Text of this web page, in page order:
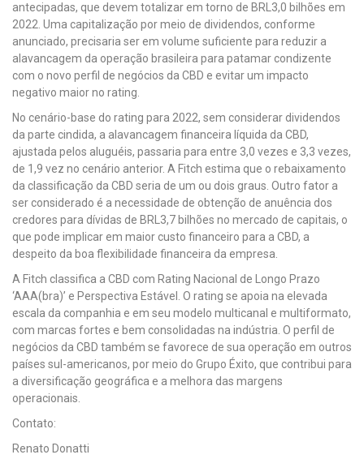
antecipadas, que devem totalizar em torno de BRL3,0 bilhões em
2022. Uma capitalização por meio de dividendos, conforme
anunciado, precisaria ser em volume suficiente para reduzir a
alavancagem da operação brasileira para patamar condizente
com o novo perfil de negócios da CBD e evitar um impacto
negativo maior no rating.
No cenário-base do rating para 2022, sem considerar dividendos
da parte cindida, a alavancagem financeira líquida da CBD,
ajustada pelos aluguéis, passaria para entre 3,0 vezes e 3,3 vezes,
de 1,9 vez no cenário anterior. A Fitch estima que o rebaixamento
da classificação da CBD seria de um ou dois graus. Outro fator a
ser considerado é a necessidade de obtenção de anuência dos
credores para dívidas de BRL3,7 bilhões no mercado de capitais, o
que pode implicar em maior custo financeiro para a CBD, a
despeito da boa flexibilidade financeira da empresa.
A Fitch classifica a CBD com Rating Nacional de Longo Prazo
‘AAA(bra)’ e Perspectiva Estável. O rating se apoia na elevada
escala da companhia e em seu modelo multicanal e multiformato,
com marcas fortes e bem consolidadas na indústria. O perfil de
negócios da CBD também se favorece de sua operação em outros
países sul-americanos, por meio do Grupo Éxito, que contribui para
a diversificação geográfica e a melhora das margens
operacionais.
Contato:
Renato Donatti